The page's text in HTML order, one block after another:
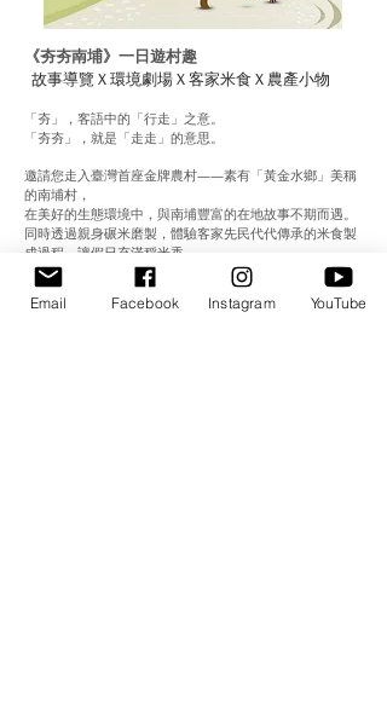
《夯夯南埔》一日遊村趣
故事導覽Ｘ環境劇場Ｘ客家米食Ｘ農產小物
「夯」，客語中的「行走」之意。
「夯夯」，就是「走走」的意思。
邀請您走入臺灣首座金牌農村——素有「黃金水鄉」美稱
的南埔村，
在美好的生態環境中，與南埔豐富的在地故事不期而遇。
同時透過親身碾米磨製，體驗客家先民代代傳承的米食製
成過程，讓假日充滿稻米香。
★ 活動日期：2020/ 9 / 13 (週日) 09:30-16:00
★ 活動地點：新竹縣北埔鄉南埔社區發展協會（南昌宮廣
Email Facebook Instagram YouTube